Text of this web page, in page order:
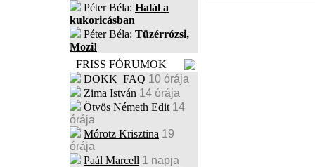
Péter Béla: Halál a
kukoricásban
Péter Béla: Tüzérrózsi,
Mozi!
FRISS FÓRUMOK
DOKK_FAQ 10 órája
Zima István 14 órája
Ötvös Németh Edit 14
órája
Mórotz Krisztina 19
órája
Paál Marcell 1 napja